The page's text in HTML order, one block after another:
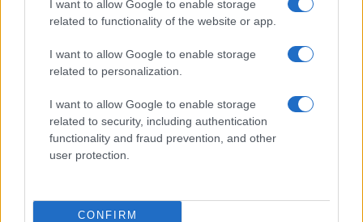
I want to allow Google to enable storage
related to functionality of the website or app.
I want to allow Google to enable storage
related to personalization.
I want to allow Google to enable storage
related to security, including authentication
functionality and fraud prevention, and other
user protection.
CONFIRM
NECROLOGIE